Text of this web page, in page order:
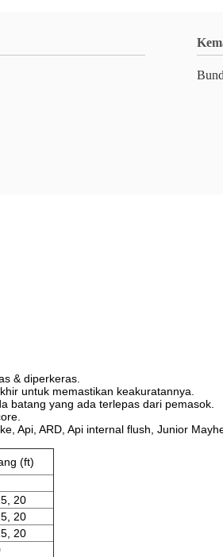
& diperkeras.
untuk memastikan keakuratannya.
batang yang ada terlepas dari pemasok.
Api, ARD, Api internal flush, Junior
(ft)
20
20
20